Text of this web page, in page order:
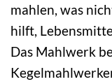
mahlen, was
hilft,
Das Mahlwerk